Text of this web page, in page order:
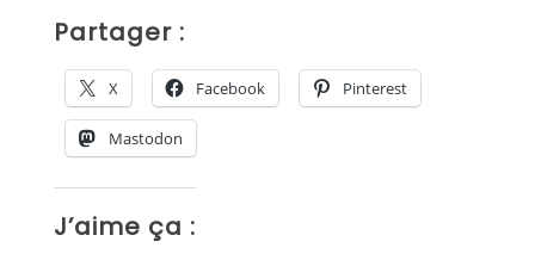
Partager :
X Facebook Pinterest
Mastodon
J’aime ça :